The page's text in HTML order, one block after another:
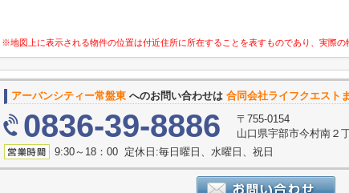
※地図上に表示される物件の位置は付近住所に所在することを表すものであり、実際の
アーバンシティー常盤東 へのお問い合わせは 合同会社ライフクエスト
0836-39-8886
〒755-0154
山口県宇部市今村南２
9:30～18：00 定休日:毎日曜日、水曜日、祝日